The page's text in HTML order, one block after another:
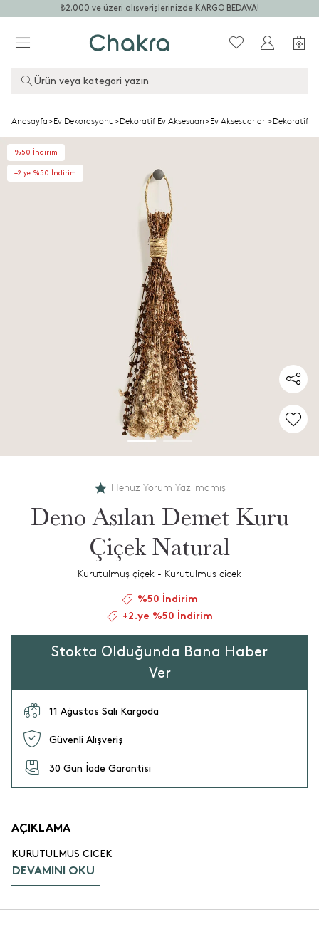
₺2.000 ve üzeri alışverişlerinizde KARGO BEDAVA!
Ürün veya kategori yazın
Anasayfa>Ev Dekorasyonu>Dekoratif Ev Aksesuarı>Ev Aksesuarları>Dekoratif
%50 İndirim
+2.ye %50 İndirim
Henüz Yorum Yazılmamış
Deno Asılan Demet Kuru
Çiçek Natural
Kurutulmuş çiçek - Kurutulmus cicek
%50 İndirim
+2.ye %50 İndirim
Stokta Olduğunda Bana Haber
Ver
11 Ağustos Salı Kargoda
Güvenli Alışveriş
30 Gün İade Garantisi
AÇIKLAMA
KURUTULMUS CICEK
DEVAMINI OKU